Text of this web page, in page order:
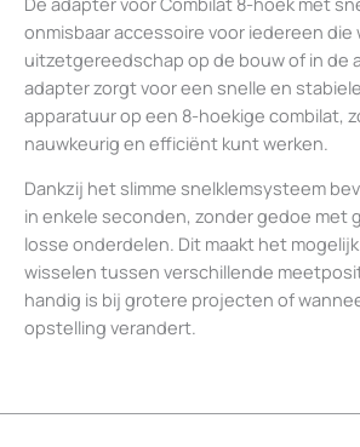
onmisbaar accessoire voor iedereen
uitzetgereedschap op de bouw of in de
adapter zorgt voor een snelle en
apparatuur op een 8-hoekige combilat,
nauwkeurig en efficiënt kunt werken.
Dankzij het slimme snelklemsysteem
in enkele seconden, zonder gedoe met
losse onderdelen. Dit maakt het
wisselen tussen verschillende
handig is bij grotere projecten of
opstelling verandert.